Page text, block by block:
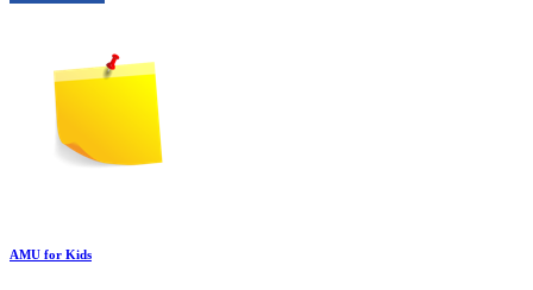
AMU for Kids